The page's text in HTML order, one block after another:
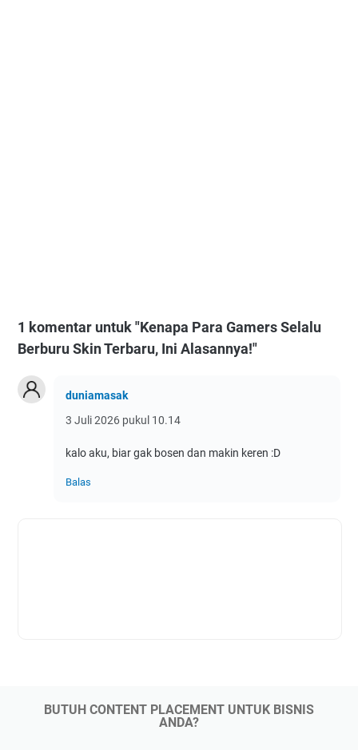
1 komentar untuk "Kenapa Para Gamers Selalu
Berburu Skin Terbaru, Ini Alasannya!"
duniamasak
3 Juli 2026 pukul 10.14
kalo aku, biar gak bosen dan makin keren :D
Balas
BUTUH CONTENT PLACEMENT UNTUK BISNIS
ANDA?